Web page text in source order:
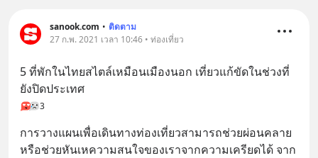
sanook.com • ติดตาม
27 ก.พ. 2021 เวลา 10:46 • ท่องเที่ยว
5 ที่พักในไทยสไตล์เหมือนเมืองนอก เที่ยวแก้ขัดในช่วงที่
ยังปิดประเทศ
3
การวางแผนเพื่อเดินทางท่องเที่ยวสามารถช่วยผ่อนคลาย
หรือช่วยหันเหความสนใจของเราจากความเครียดได้ จาก